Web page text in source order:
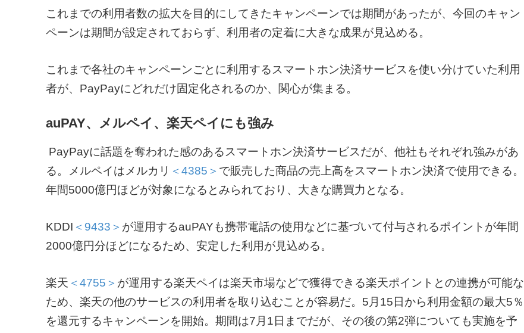
これまでの利用者数の拡大を目的にしてきたキャンペーンでは期間があったが、今回のキャン
ペーンは期間が設定されておらず、利用者の定着に大きな成果が見込める。
これまで各社のキャンペーンごとに利用するスマートホン決済サービスを使い分けていた利用
者が、PayPayにどれだけ固定化されるのか、関心が集まる。
auPAY、メルペイ、楽天ペイにも強み
PayPayに話題を奪われた感のあるスマートホン決済サービスだが、他社もそれぞれ強みがあ
る。メルペイはメルカリ ＜4385＞ で販売した商品の売上高をスマートホン決済で使用できる。
年間5000億円ほどが対象になるとみられており、大きな購買力となる。
KDDI ＜9433＞ が運用するauPAYも携帯電話の使用などに基づいて付与されるポイントが年間
2000億円分ほどになるため、安定した利用が見込める。
楽天 ＜4755＞ が運用する楽天ペイは楽天市場などで獲得できる楽天ポイントとの連携が可能な
ため、楽天の他のサービスの利用者を取り込むことが容易だ。5月15日から利用金額の最大5％
を還元するキャンペーンを開始。期間は7月1日までだが、その後の第2弾についても実施を予